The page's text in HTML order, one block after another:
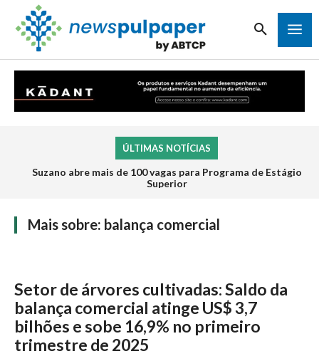
ÚLTIMAS NOTÍCIAS
Suzano abre mais de 100 vagas para Programa de Estágio
Superior
Mais sobre: balança comercial
Setor de árvores cultivadas: Saldo da
balança comercial atinge US$ 3,7
bilhões e sobe 16,9% no primeiro
trimestre de 2025